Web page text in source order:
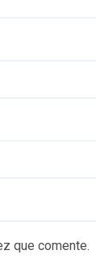
que comente.